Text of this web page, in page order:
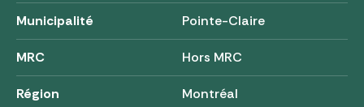
Municipalité Pointe-Claire
MRC Hors MRC
Région Montréal